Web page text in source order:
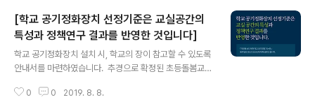
[학교 공기정화장치 선정기준은 교실공간의
특성과 정책연구 결과를 반영한 것입니다]
학교 공기정화장치 설치 시, 학교의 장이 참고할 수 있도록
안내서를 마련하였습니다. ​ 추경으로 확정된 초등돌봄교실
획입니다. ​ ▶ 관련 설명자료 자세히보기 : https://blog.n
0 0 2019. 8. 8.